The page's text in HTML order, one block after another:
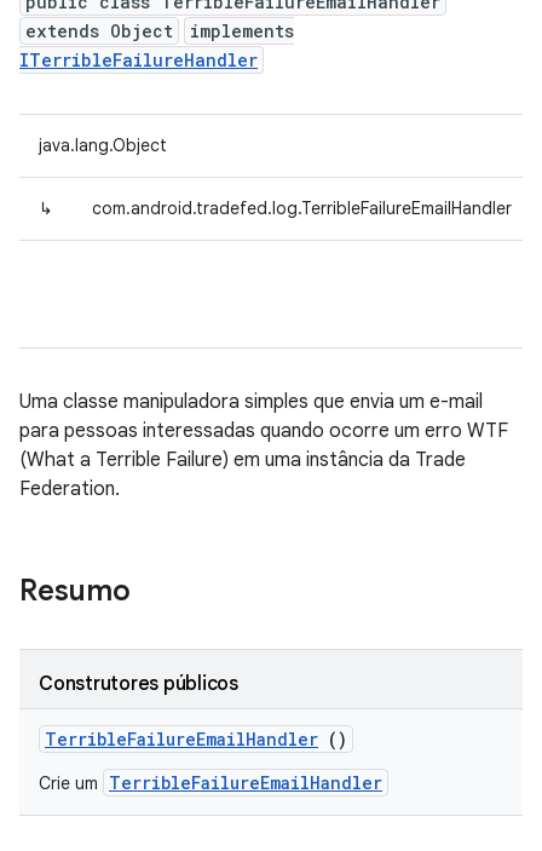
extends Object
implements
ITerribleFailureHandler
java.lang.Object
↳ com.android.tradefed.log.TerribleFailureEmailHandler
Uma classe manipuladora simples que envia um e-mail
para pessoas interessadas quando ocorre um erro WTF
(What a Terrible Failure) em uma instância da Trade
Federation.
Resumo
Construtores públicos
TerribleFailureEmailHandler ()
Crie um TerribleFailureEmailHandler